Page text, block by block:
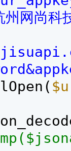
州网尚科